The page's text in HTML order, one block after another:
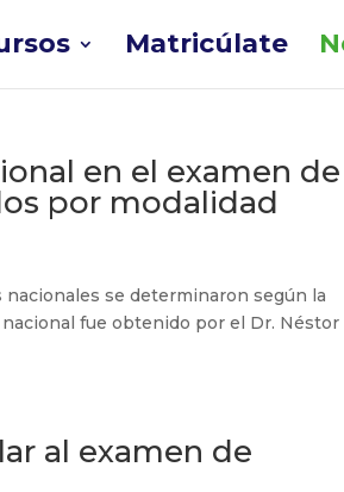
Matricúlate
en el examen de
por modalidad
se determinaron según la
fue obtenido por el Dr. Néstor
al examen de